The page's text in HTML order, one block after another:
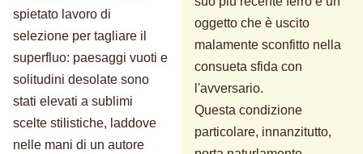
spietato lavoro di
selezione per tagliare il
superfluo: paesaggi vuoti e
solitudini desolate sono
stati elevati a sublimi
scelte stilistiche, laddove
nelle mani di un autore
oggetto che è uscito
malamente sconfitto nella
consueta sfida con
l'avversario.
Questa condizione
particolare, innanzitutto,